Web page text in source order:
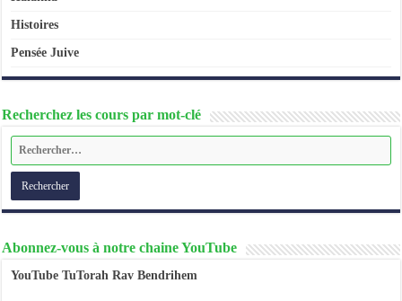
Histoires
Pensée Juive
Recherchez les cours par mot-clé
Abonnez-vous à notre chaine YouTube
YouTube TuTorah Rav Bendrihem